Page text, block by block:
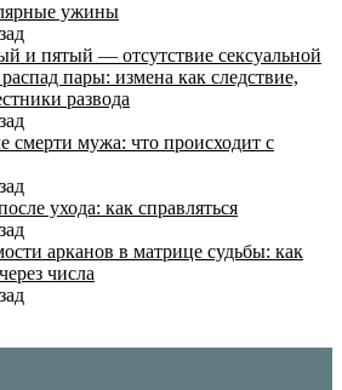
ужины
и пятый — отсутствие сексуальной
пары: измена как следствие,
развода
смерти мужа: что происходит с
ухода: как справляться
арканов в матрице судьбы: как
числа